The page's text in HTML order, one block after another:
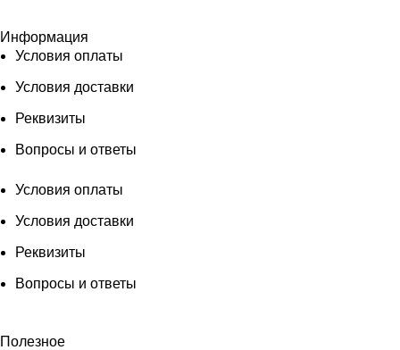
Информация
Условия оплаты
Условия доставки
Реквизиты
Вопросы и ответы
Условия оплаты
Условия доставки
Реквизиты
Вопросы и ответы
Полезное